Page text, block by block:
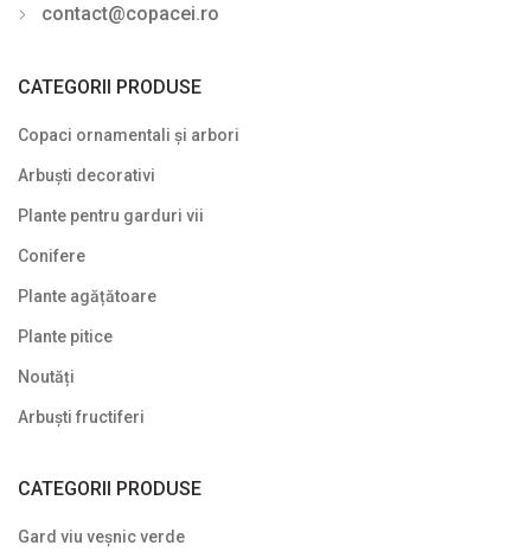
contact@copacei.ro
CATEGORII PRODUSE
Copaci ornamentali și arbori
Arbuști decorativi
Plante pentru garduri vii
Conifere
Plante agățătoare
Plante pitice
Noutăți
Arbuști fructiferi
CATEGORII PRODUSE
Gard viu veșnic verde